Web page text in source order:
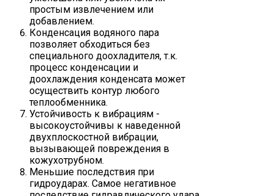
простым извлечением или
добавлением.
Конденсация водяного пара
позволяет обходиться без
специального доохладителя, т.к.
процесс конденсации и
доохлаждения конденсата может
осуществить контур любого
теплообменника.
Устойчивость к вибрациям -
высокоустойчивы к наведенной
двухплоскостной вибрации,
вызывающей повреждения в
кожухотрубном.
Меньшие последствия при
гидроударах. Самое негативное